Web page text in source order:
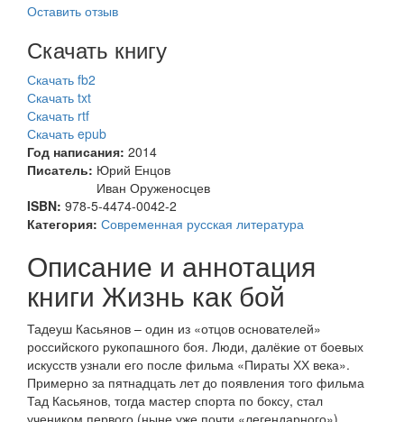
Оставить отзыв
Скачать книгу
Скачать fb2
Скачать txt
Скачать rtf
Скачать epub
Год написания: 2014
Писатель: Юрий Енцов
Иван Оруженосцев
ISBN: 978-5-4474-0042-2
Категория: Современная русская литература
Описание и аннотация
книги Жизнь как бой
Тадеуш Касьянов – один из «отцов основателей»
российского рукопашного боя. Люди, далёкие от боевых
искусств узнали его после фильма «Пираты ХХ века».
Примерно за пятнадцать лет до появления того фильма
Тад Касьянов, тогда мастер спорта по боксу, стал
учеником первого (ныне уже почти «легендарного»)